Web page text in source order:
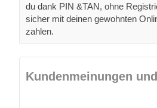
du dank PIN &TAN, ohne
sicher mit deinen gewohnten
zahlen.
Kundenmeinungen